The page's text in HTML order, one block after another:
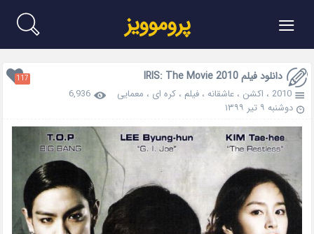
≡ پروموویز
دانلود فیلم IRIS: The Movie 2010 117
2010 ، اکشن ،عاشقانه ،فیلم ،کره ای ، معمایی
6,936
دوشنبه ۹ تیر ۱۳۹۹